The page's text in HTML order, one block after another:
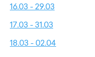
16.03 - 29.03
17.03 - 31.03
18.03 - 02.04